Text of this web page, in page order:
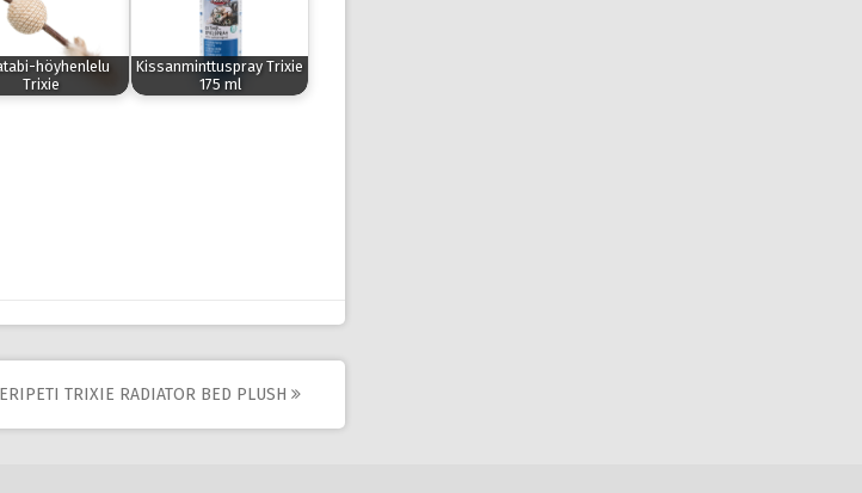
höyhenlelu
Trixie
Kissanminttuspray Trixie
175 ml
TRIXIE RADIATOR BED PLUSH